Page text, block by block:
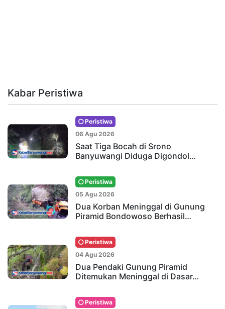
Kabar Peristiwa
Peristiwa
06 Agu 2026
Saat Tiga Bocah di Srono
Banyuwangi Diduga Digondol…
Peristiwa
05 Agu 2026
Dua Korban Meninggal di Gunung
Piramid Bondowoso Berhasil…
Peristiwa
04 Agu 2026
Dua Pendaki Gunung Piramid
Ditemukan Meninggal di Dasar…
Peristiwa